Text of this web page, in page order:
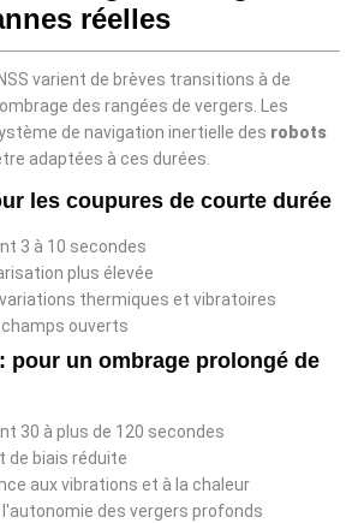
réelles
varient de brèves transitions à de
des rangées de vergers. Les
de navigation inertielle des robots
adaptées à ces durées.
les coupures de courte durée
3 à 10 secondes
plus élevée
thermiques et vibratoires
ouverts
pour un ombrage prolongé de
30 à plus de 120 secondes
de biais réduite
aux vibrations et à la chaleur
l'autonomie des vergers profonds